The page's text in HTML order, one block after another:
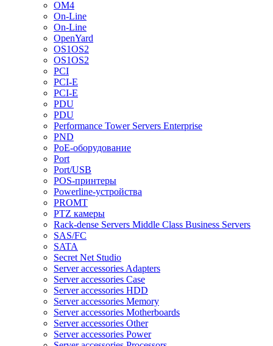
OM4
On-Line
On-Line
OpenYard
OS1OS2
OS1OS2
PCI
PCI-E
PCI-E
PDU
PDU
Performance Tower Servers Enterprise
PND
PoE-оборудование
Port
Port/USB
POS-принтеры
Powerline-устройства
PROMT
PTZ камеры
Rack-dense Servers Middle Class Business Servers
SAS/FC
SATA
Secret Net Studio
Server accessories Adapters
Server accessories Case
Server accessories HDD
Server accessories Memory
Server accessories Motherboards
Server accessories Other
Server accessories Power